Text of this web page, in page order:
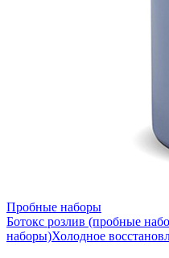
Пробные наборы
Ботокс розлив (пробные
наборы)Холодное